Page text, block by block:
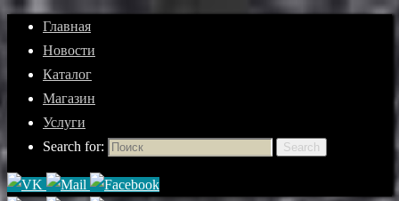
Главная
Новости
Каталог
Магазин
Услуги
Search for:
Search